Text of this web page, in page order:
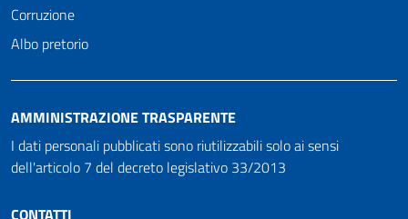
Corruzione
Albo pretorio
AMMINISTRAZIONE TRASPARENTE
I dati personali pubblicati sono riutilizzabili solo ai sensi
dell'articolo 7 del decreto legislativo 33/2013
CONTATTI